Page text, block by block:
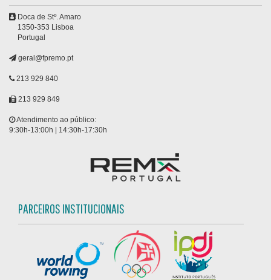
Doca de Stº. Amaro
1350-353 Lisboa
Portugal
geral@fpremo.pt
213 929 840
213 929 849
Atendimento ao público:
9:30h-13:00h | 14:30h-17:30h
PARCEIROS INSTITUCIONAIS